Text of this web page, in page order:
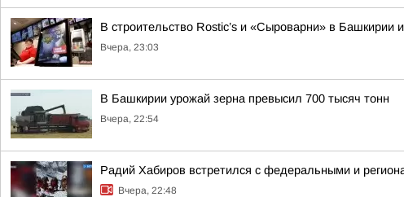
В строительство Rostic’s и «Сыроварни» в Башкирии
Вчера, 23:03
В Башкирии урожай зерна превысил 700 тысяч тонн
Вчера, 22:54
Радий Хабиров встретился с федеральными и
Вчера, 22:48